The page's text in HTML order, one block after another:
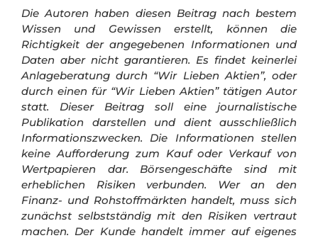
Die Autoren haben diesen Beitrag nach bestem
Wissen und Gewissen erstellt, können die
Richtigkeit der angegebenen Informationen und
Daten aber nicht garantieren. Es findet keinerlei
Anlageberatung durch “Wir Lieben Aktien”, oder
durch einen für “Wir Lieben Aktien” tätigen Autor
statt. Dieser Beitrag soll eine journalistische
Publikation darstellen und dient ausschließlich
Informationszwecken. Die Informationen stellen
keine Aufforderung zum Kauf oder Verkauf von
Wertpapieren dar. Börsengeschäfte sind mit
erheblichen Risiken verbunden. Wer an den
Finanz- und Rohstoffmärkten handelt, muss sich
zunächst selbstständig mit den Risiken vertraut
machen. Der Kunde handelt immer auf eigenes